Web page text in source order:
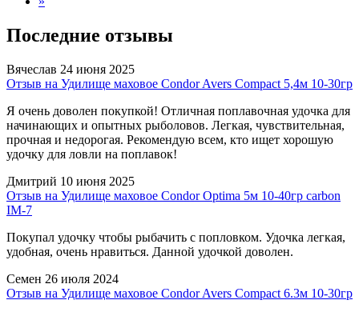
Последние отзывы
Вячеслав 24 июня 2025
Отзыв на Удилище маховое Condor Avers Compact 5,4м 10-30гр
Я очень доволен покупкой! Отличная поплавочная удочка для
начинающих и опытных рыболовов. Легкая, чувствительная,
прочная и недорогая. Рекомендую всем, кто ищет хорошую
удочку для ловли на поплавок!
Дмитрий 10 июня 2025
Отзыв на Удилище маховое Condor Optima 5м 10-40гр carbon
IM-7
Покупал удочку чтобы рыбачить с попловком. Удочка легкая,
удобная, очень нравиться. Данной удочкой доволен.
Семен 26 июля 2024
Отзыв на Удилище маховое Condor Avers Compact 6.3м 10-30гр